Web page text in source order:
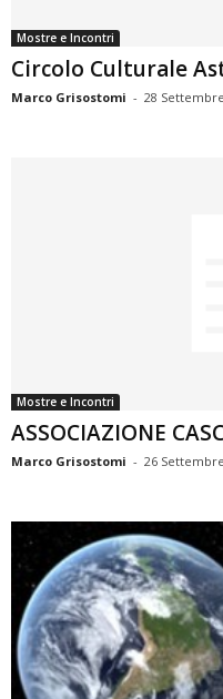
Mostre e Incontri
Circolo Culturale
Marco Grisostomi - 28
Mostre e Incontri
ASSOCIAZIONE
Marco Grisostomi - 26